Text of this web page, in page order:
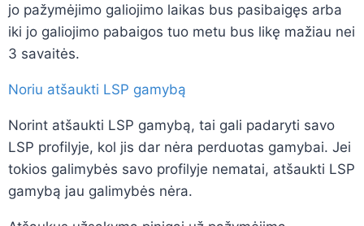
jo pažymėjimo galiojimo laikas bus pasibaigęs arba
iki jo galiojimo pabaigos tuo metu bus likę mažiau nei
3 savaitės.
Noriu atšaukti LSP gamybą
Norint atšaukti LSP gamybą, tai gali padaryti savo
LSP profilyje, kol jis dar nėra perduotas gamybai. Jei
tokios galimybės savo profilyje nematai, atšaukti LSP
gamybą jau galimybės nėra.